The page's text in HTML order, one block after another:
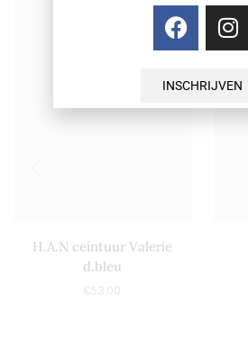
H.A.N ceintuur Valerie
d.bleu
€ 53,00
INSCHRIJVEN